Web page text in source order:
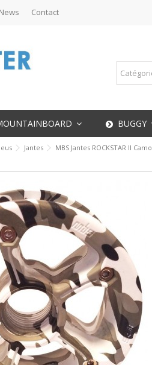
News Contact
BUGGY
Jantes MBS Jantes ROCKSTAR II Camo